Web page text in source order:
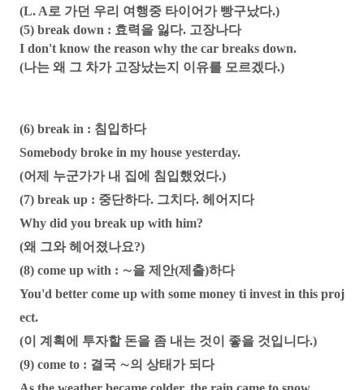
(L. A로 가던 우리 여행중 타이어가 빵구났다.)
(5) break down : 효력을 잃다. 고장나다
I don't know the reason why the car breaks down.
(나는 왜 그 차가 고장났는지 이유를 모르겠다.)
(6) break in : 침입하다
Somebody broke in my house yesterday.
(어제 누군가가 내 집에 침입했었다.)
(7) break up : 중단하다. 그치다. 헤어지다
Why did you break up with him?
(왜 그와 헤어졌나요?)
(8) come up with : ∼을 제안(제출)하다
You'd better come up with some money ti invest in this proj
ect.
(이 계획에 투자할 돈을 좀 내는 것이 좋을 것입니다.)
(9) come to : 결국 ∼의 상태가 되다